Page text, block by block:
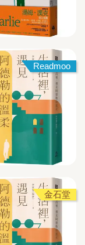
Readmoo
金石堂